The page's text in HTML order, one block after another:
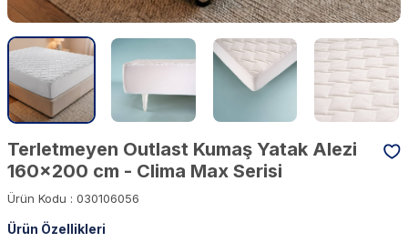
Terletmeyen Outlast Kumaş Yatak Alezi
160x200 cm - Clima Max Serisi
Ürün Kodu : 030106056
Ürün Özellikleri